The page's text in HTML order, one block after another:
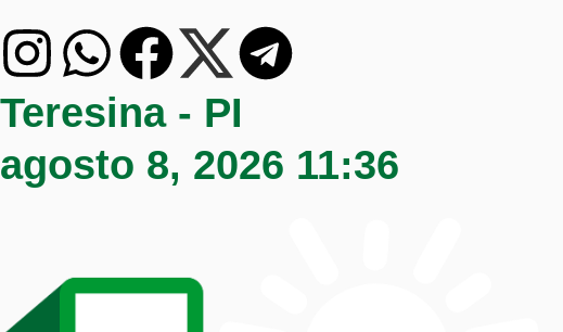
Teresina - PI
agosto 8, 2026 11:36